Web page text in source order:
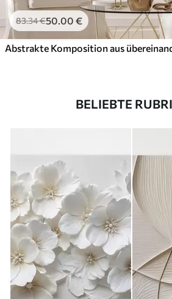
83.34€50 .00 €
BELIEBTE